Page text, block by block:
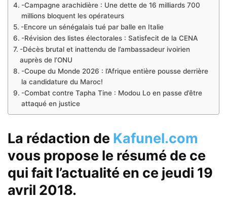
-Campagne arachidière : Une dette de 16 milliards 700
millions bloquent les opérateurs
-Encore un sénégalais tué par balle en Italie
-Révision des listes électorales : Satisfecit de la CENA
-Décès brutal et inattendu de l’ambassadeur ivoirien
auprès de l’ONU
-Coupe du Monde 2026 : l’Afrique entière pousse derrière
la candidature du Maroc!
-Combat contre Tapha Tine : Modou Lo en passe d’être
attaqué en justice
La rédaction de Kafunel.com
vous propose le résumé de ce
qui fait l’actualité en ce jeudi 19
avril 2018.